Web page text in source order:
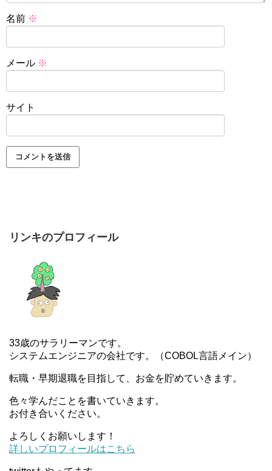
名前 ※
メール ※
サイト
リンキのプロフィール
33歳のサラリーマンです。
システムエンジニアの会社です。（COBOL言語メイン）
転職・早期退職を目指して、お金を貯めていきます。
色々学んだことを書いていきます。
お付き合いください。
よろしくお願いします！
詳しいプロフィールはこちら